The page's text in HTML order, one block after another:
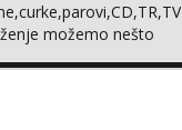
možemo nešto